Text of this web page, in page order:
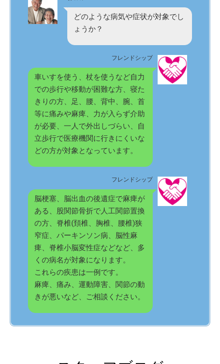
どのような病気や症状が対象でし
ょうか？
フレンドシップ
車いすを使う、杖を使うなど自力
での歩行や移動が困難な方、寝た
きりの方、足、腰、背中、腕、首
等に痛みや麻痺、力が入らず介助
が必要、一人で外出しづらい、自
立歩行で医療機関に行きにくいな
どの方が対象となっています。
フレンドシップ
脳梗塞、脳出血の後遺症で麻痺が
ある、股関節骨折で人工関節置換
の方、脊椎(頚椎、胸椎、腰椎)狭
窄症、パーキンソン病、脳性麻
痺、脊椎小脳変性症などなど、多
くの病名が対象になります。
これらの疾患は一例です。
麻痺、痛み、運動障害、関節の動
きが悪いなど、ご相談ください。